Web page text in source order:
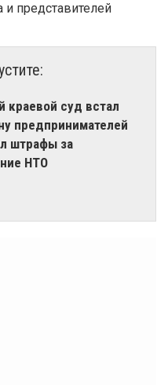
и представителей
краевой суд встал
предпринимателей
штрафы за
НТО